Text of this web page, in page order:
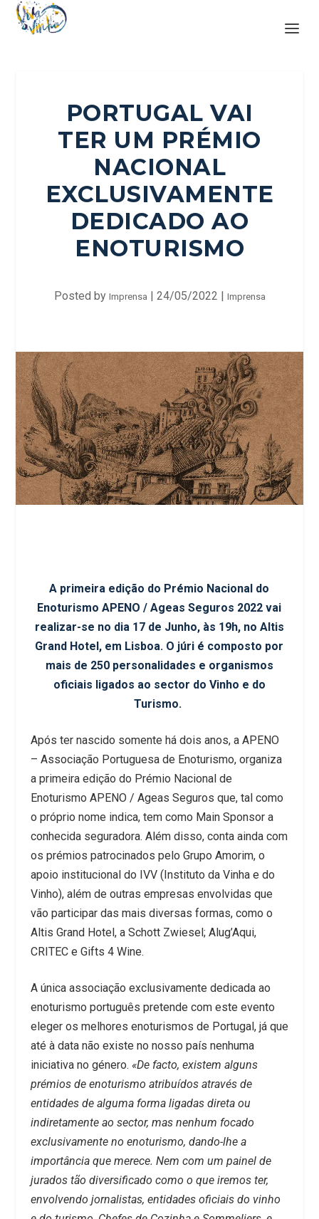
PORTUGAL VAI
TER UM PRÉMIO
NACIONAL
EXCLUSIVAMENTE
DEDICADO AO
ENOTURISMO
Posted by Imprensa | 24/05/2022 | Imprensa
A primeira edição do Prémio Nacional do
Enoturismo APENO / Ageas Seguros 2022 vai
realizar-se no dia 17 de Junho, às 19h, no Altis
Grand Hotel, em Lisboa. O júri é composto por
mais de 250 personalidades e organismos
oficiais ligados ao sector do Vinho e do
Turismo.
Após ter nascido somente há dois anos, a APENO
– Associação Portuguesa de Enoturismo, organiza
a primeira edição do Prémio Nacional de
Enoturismo APENO / Ageas Seguros que, tal como
o próprio nome indica, tem como Main Sponsor a
conhecida seguradora. Além disso, conta ainda com
os prémios patrocinados pelo Grupo Amorim, o
apoio institucional do IVV (Instituto da Vinha e do
Vinho), além de outras empresas envolvidas que
vão participar das mais diversas formas, como o
Altis Grand Hotel, a Schott Zwiesel; Alug’Aqui,
CRITEC e Gifts 4 Wine.
A única associação exclusivamente dedicada ao
enoturismo português pretende com este evento
eleger os melhores enoturismos de Portugal, já que
até à data não existe no nosso país nenhuma
iniciativa no género. «De facto, existem alguns
prémios de enoturismo atribuídos através de
entidades de alguma forma ligadas direta ou
indiretamente ao sector, mas nenhum focado
exclusivamente no enoturismo, dando-lhe a
importância que merece. Nem com um painel de
jurados tão diversificado como o que iremos ter,
envolvendo jornalistas, entidades oficiais do vinho